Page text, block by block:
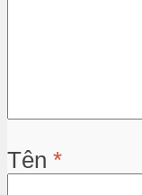
Tên *